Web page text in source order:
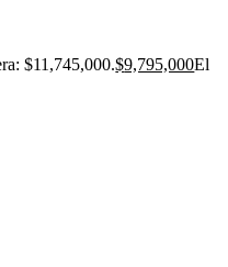
$11,745,000.$9,795,000El